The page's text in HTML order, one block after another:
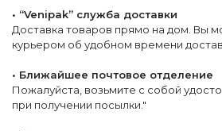
• “Venipak” служба доставки
Доставка товаров прямо на дом. Вы
курьером об удобном времени
• Ближайшее почтовое отделение
Пожалуйста, возьмите с собой
при получении посылки."